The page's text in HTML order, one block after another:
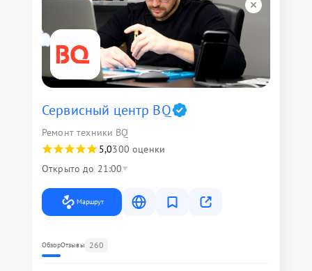
Сервисный центр BQ
Ремонт техники BQ
5,0300 оценки
Открыто до 21:00
Маршрут
ОбзорОтзывы 260